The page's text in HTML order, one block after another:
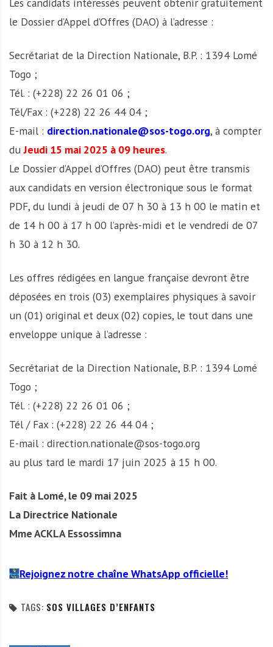
le Dossier d’Appel d’Offres (DAO) à l’adresse :
Secrétariat de la Direction Nationale, B.P. : 1394 Lomé
Togo ;
Tél. : (+228) 22 26 01 06 ;
Tél/Fax : (+228) 22 26 44 04 ;
E-mail : direction.nationale@sos-togo.org, à compter
duJeudi 15 mai 2025 à 09 heures.
Le Dossier d’Appel d’Offres (DAO) peut être transmis
aux candidats en version électronique sous le format
PDF, du lundi à jeudi de 07 h 30 à 13 h 00 le matin et
de 14 h 00 à 17 h 00 l’après-midi et le vendredi de 07
h 30 à 12 h 30.
Les offres rédigées en langue française devront être
déposées en trois (03) exemplaires physiques à savoir
un (01) original et deux (02) copies, le tout dans une
enveloppe unique à l’adresse :
Secrétariat de la Direction Nationale, B.P. : 1394 Lomé
Togo ;
Tél. : (+228) 22 26 01 06 ;
Tél / Fax : (+228) 22 26 44 04 ;
E-mail : direction.nationale@sos-togo.org
au plus tard le mardi 17 juin 2025 à 15 h 00.
Fait à Lomé, le 09 mai 2025
La Directrice Nationale
Mme ACKLA Essossimna
Rejoignez notre chaîne WhatsApp officielle!
TAGS: SOS VILLAGES D’ENFANTS